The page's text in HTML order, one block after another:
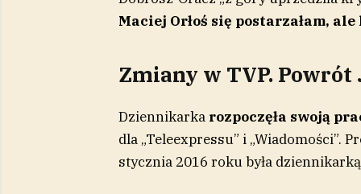
Maciej Orłoś się postarzałam,
Zmiany w TVP.
Dziennikarka rozpoczęła swoją
dla „Teleexpressu” i „Wiadomości”.
stycznia 2016 roku była